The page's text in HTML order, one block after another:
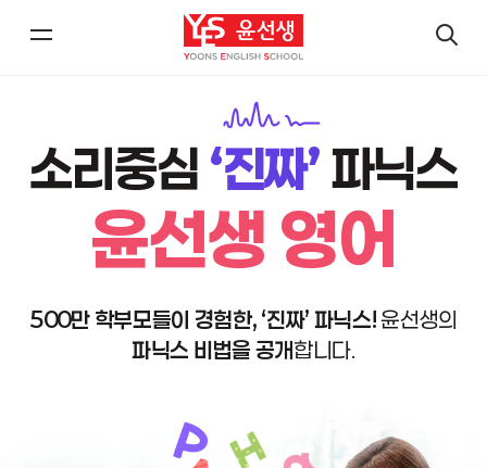
기/
닫
소리중심 ‘진짜’ 파닉스
윤선생 영어
500만 학부모들이 경험한, ‘진짜’ 파닉스!윤선생의
파닉스 비법을 공개합니다.